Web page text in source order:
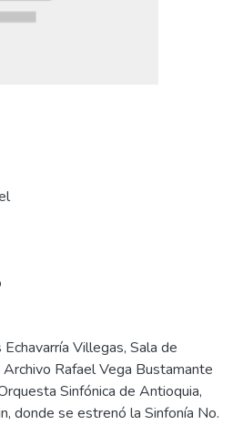
Villegas, Sala de
Rafael Vega Bustamante
Sinfónica de Antioquia,
donde se estrenó la Sinfonía No.